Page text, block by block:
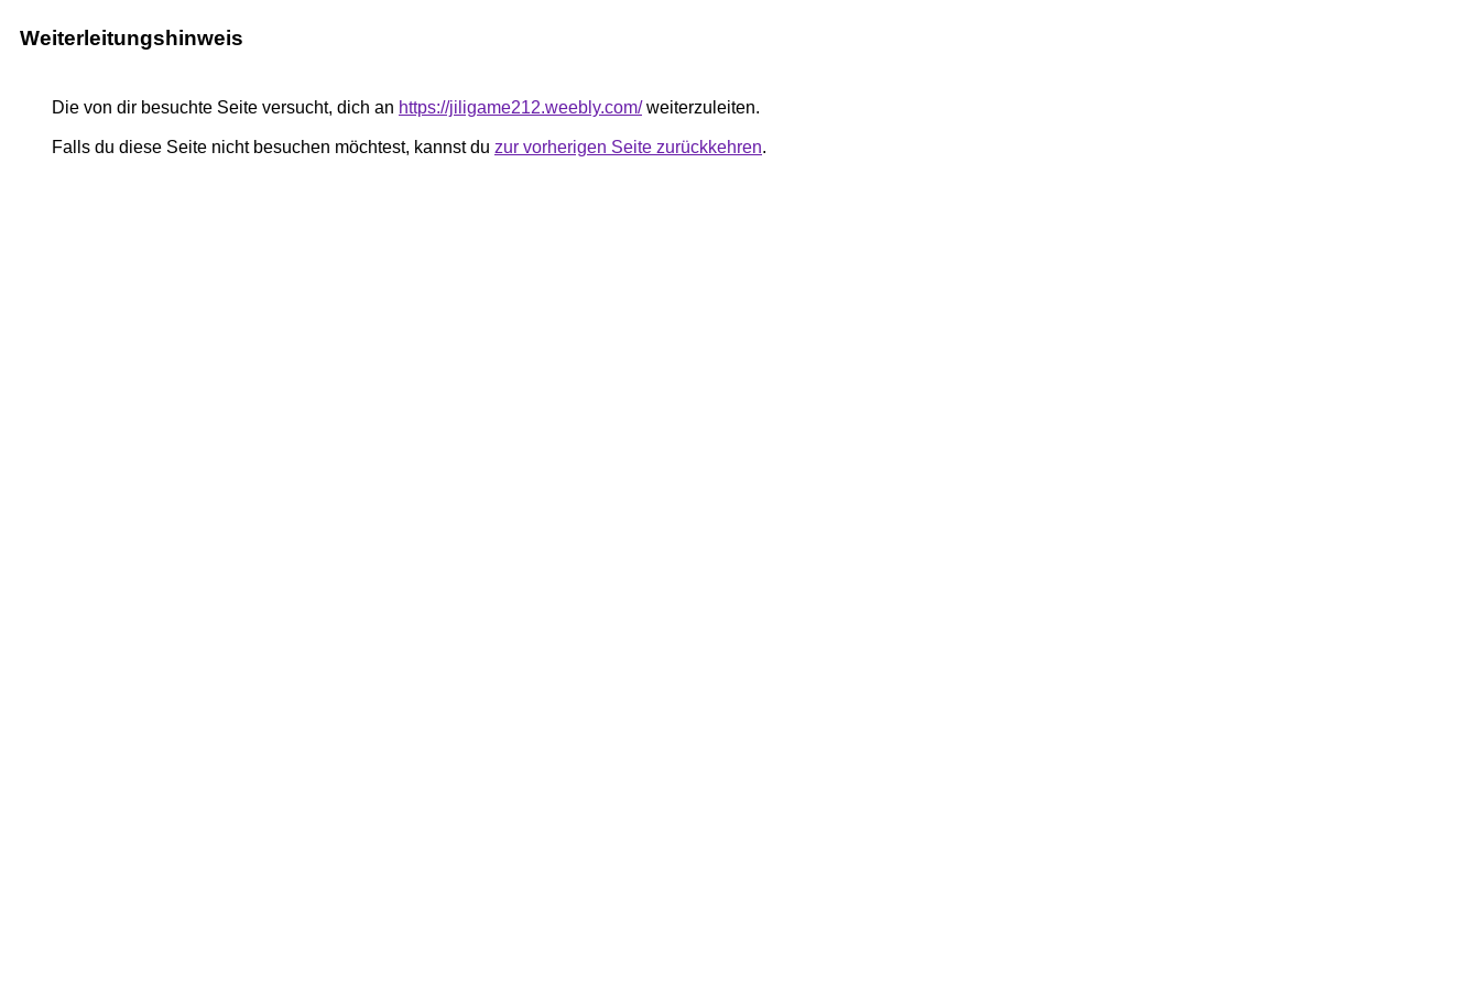
Weiterleitungshinweis
Die von dir besuchte Seite versucht, dich an https://jiligame212.weebly.com/weiterzuleiten.
Falls du diese Seite nicht besuchen möchtest, kannst du zur vorherigen Seite zurückkehren.